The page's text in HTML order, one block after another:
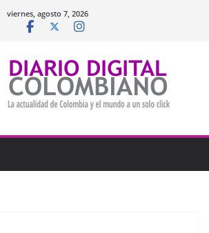
viernes, agosto 7, 2026